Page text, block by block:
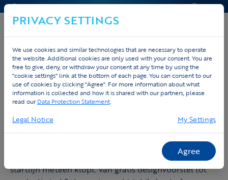
CONTACT & HELP OFFERTE
Home Fietskleding ontwerpen
Fietskleding ontwerpen om te
presteren
Wij maken wielerkleding voor teams die snelheid
serieus nemen. Aero pasvorm, lichte stoffen,
betrouwbare zemen en een uitstraling die aan de
startlijn meteen klopt. Van gratis designvoorstel tot
PRIVACY SETTINGS
We use cookies and similar technologies that are necessary to operate
the website. Additional cookies are only used with your consent. You are
free to give, deny, or withdraw your consent at any time by using the
"cookie settings" link at the bottom of each page. You can consent to our
use of cookies by clicking "Agree". For more information about what
information is collected and how it is shared with our partners, please
read ourData Protection Statement.
Legal Notice My Settings
Agree